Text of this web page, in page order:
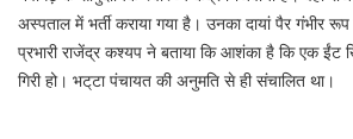
अस्पताल में भर्ती कराया गया है। उनका दायां पैर गंभीर
प्रभारी राजेंद्र कश्यप ने बताया कि आशंका है कि एक ईंट
गिरी हो। भट्‌टा पंचायत की अनुमति से ही संचालित था।